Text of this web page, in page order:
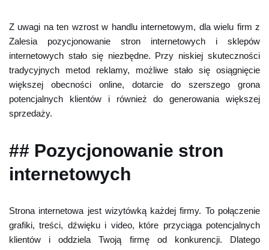
Z uwagi na ten wzrost w handlu internetowym, dla wielu firm z
Zalesia pozycjonowanie stron internetowych i sklepów
internetowych stało się niezbędne. Przy niskiej skuteczności
tradycyjnych metod reklamy, możliwe stało się osiągnięcie
większej obecności online, dotarcie do szerszego grona
potencjalnych klientów i również do generowania większej
sprzedaży.
## Pozycjonowanie stron
internetowych
Strona internetowa jest wizytówką każdej firmy. To połączenie
grafiki, treści, dźwięku i video, które przyciąga potencjalnych
klientów i oddziela Twoją firmę od konkurencji. Dlatego